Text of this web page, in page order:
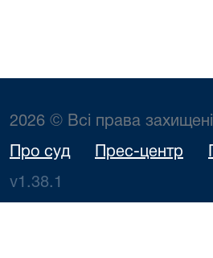
2026 © Всі права захищені
Про суд Прес-центр
v1.38.1